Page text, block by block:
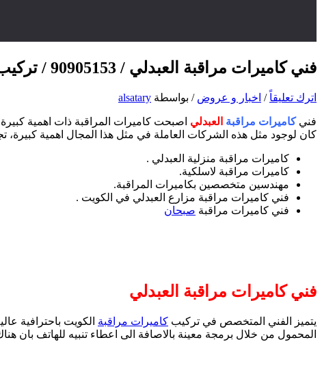
فني كاميرات مراقبة العبدلي / 90905153 / تركيب وصيانة كاميرات المراقبة في العبدلي الكويت
اترك تعليقاً / اخبار و عروض / بواسطة alsatary
فنيكاميرات مراقبة العبدلي اصبحت كاميرات المراقبة ذات اهمية
كان لوجود مثل هذه الشركات العاملة في مثل هذا المجال اهمية كبيرة،
كاميرات مراقبة منزلية العبدلي .
كاميرات مراقبة لاسلكية.
مهندسين متخصصين بكاميرات المراقبة.
فني كاميرات مراقبة مزارع العبدلي في الكويت .
فني كاميرات مراقبة صبحان
فني كاميرات مراقبة العبدلي
يتميز الفني المتخصص في تركيب كاميرات مراقبة الكويت باحترافية
المحمول من خلال برمجة معينة بالاصافة الى اعطاء تنبيه للهاتف